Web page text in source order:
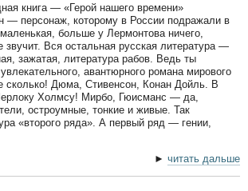
книга — «Герой нашего времени»
— персонаж, которому в России подражали в
больше у Лермонтова ничего,
звучит. Вся остальная русская литература —
зажатая, литература рабов. Ведь ты
авантюрного романа мирового
сколько! Дюма, Стивенсон, Конан Дойль. В
Холмсу! Мирбо, Гюисманс — да,
остроумные, тонкие и живые. Так
«второго ряда». А первый ряд — гении,
► читать дальше